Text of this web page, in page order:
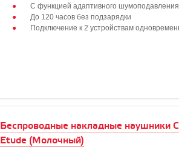
С функцией адаптивного
До 120 часов без подзарядки
Подключение к 2 устройствам
Беспроводные накладные наушники
Etude (Молочный)